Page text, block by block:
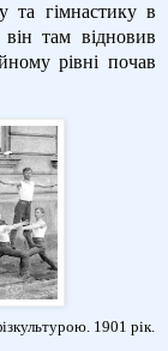
та гімнастику в
там відновив
рівні почав
1901 рік.